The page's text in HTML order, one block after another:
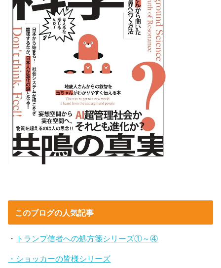
このブログの人気記事
・ トランプ信者への処方箋シリーズ①～④
・ショッカーの皆様シリーズ